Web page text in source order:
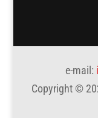
e-mail:
Copyright ©